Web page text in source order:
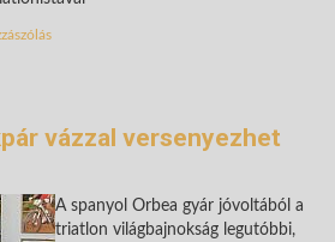
vázzal versenyezhet
A spanyol Orbea gyár jóvoltából a
triatlon világbajnokság legutóbbi,